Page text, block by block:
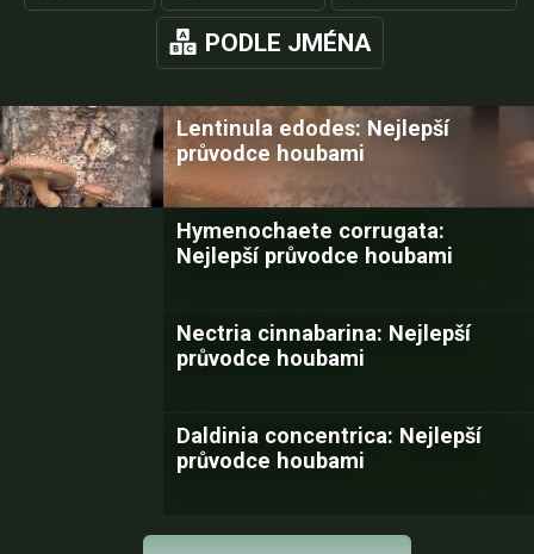
PODLE JMÉNA
Lentinula edodes: Nejlepší
průvodce houbami
Hymenochaete corrugata:
Nejlepší průvodce houbami
Nectria cinnabarina: Nejlepší
průvodce houbami
Daldinia concentrica: Nejlepší
průvodce houbami